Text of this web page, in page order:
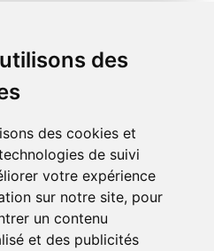
des
des cookies et
de suivi
votre expérience
sur notre site, pour
un contenu
et des publicités
électrique